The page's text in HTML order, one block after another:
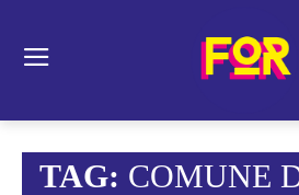
TAG: COMUNE